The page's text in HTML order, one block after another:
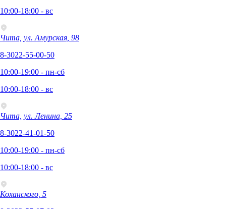
10:00-18:00 - вс
Чита, ул. Амурская, 98
8-3022-55-00-50
10:00-19:00 - пн-сб
10:00-18:00 - вс
Чита, ул. Ленина, 25
8-3022-41-01-50
10:00-19:00 - пн-сб
10:00-18:00 - вс
Коханского, 5